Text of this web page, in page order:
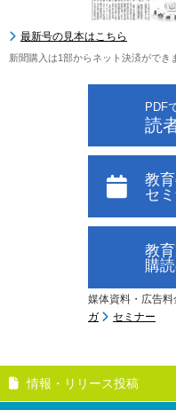
最新号の見本はこちら
新聞購入は1部からネット決済ができ
PDF
読
教
セ
教
購
媒体資料・広告料
ガ
セミナー
情報・リリース投稿